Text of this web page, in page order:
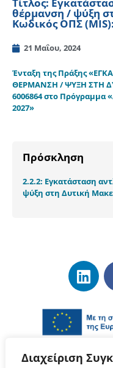
Διαχείριση
Τίτλος:
θέρμανση / ψύξη
Κωδικός ΟΠΣ
21 Μαΐου, 2024
Ένταξη της Πράξης
ΘΕΡΜΑΝΣΗ / ΨΥΞΗ ΣΤΗ
6006864 στο Πρόγραμμα
2027»
Πρόσκληση
2.2.2: Εγκατάσταση
ψύξη στη Δυτική